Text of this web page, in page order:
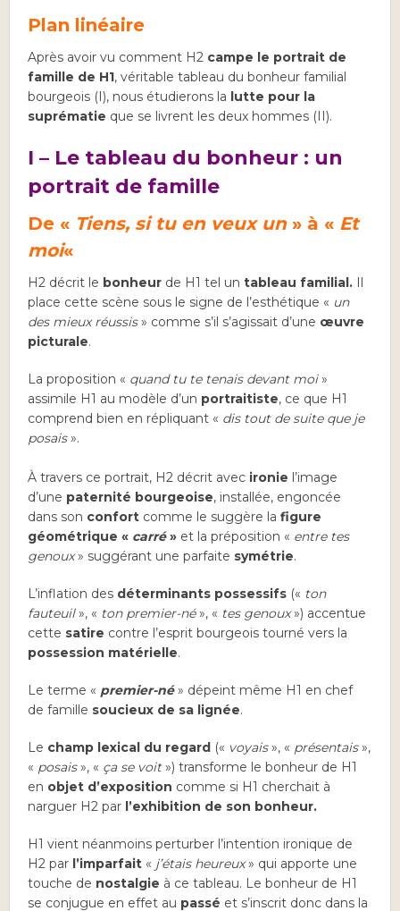
Plan linéaire
Après avoir vu comment H2 campe le portrait de
famille de H1, véritable tableau du bonheur familial
bourgeois (I), nous étudierons la lutte pour la
suprématie que se livrent les deux hommes (II).
I – Le tableau du bonheur : un
portrait de famille
De « Tiens, si tu en veux un» à « Et
moi«
H2 décrit le bonheur de H1 tel un tableau familial. Il
place cette scène sous le signe de l’esthétique « un
des mieux réussis» comme s’il s’agissait d’une œuvre
picturale.
La proposition « quand tu te tenais devant moi»
assimile H1 au modèle d’un portraitiste, ce que H1
comprend bien en répliquant « dis tout de suite que je
posais».
À travers ce portrait, H2 décrit avec ironie l’image
d’une paternité bourgeoise, installée, engoncée
dans son confort comme le suggère lafigure
géométrique « carré» et la préposition « entre tes
genoux» suggérant une parfaite symétrie.
L’inflation des déterminants possessifs (« ton
fauteuil», « ton premier-né», « tes genoux») accentue
cette satire contre l’esprit bourgeois tourné vers la
possession matérielle.
Le terme « premier-né » dépeint même H1 en chef
de famille soucieux de sa lignée.
Le champ lexical du regard (« voyais», « présentais»,
« posais», « ça se voit») transforme le bonheur de H1
en objet d’exposition comme si H1 cherchait à
narguer H2 par l’exhibition de son bonheur.
H1 vient néanmoins perturber l’intention ironique de
H2 par l’imparfait « j’étais heureux» qui apporte une
touche de nostalgie à ce tableau. Le bonheur de H1
se conjugue en effet au passé et s’inscrit donc dans la